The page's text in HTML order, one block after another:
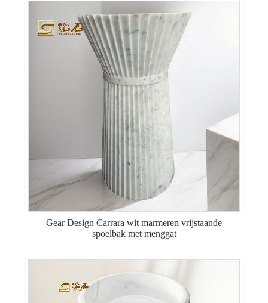
Gear Design Carrara wit marmeren vrijstaande
spoelbak met menggat